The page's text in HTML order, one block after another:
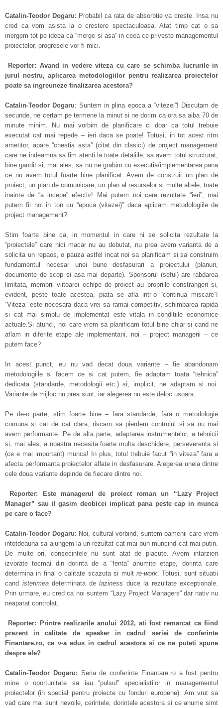
Catalin-Teodor Dogaru: Probabil ca rata de absorbtie va creste. Insa nu
cred ca vom asista la o crestere spectaculoasa. Atat timp cat o sa
mergem tot pe ideea ca “merge si asa” in ceea ce priveste managementul
proiectelor, progresele vor fi mici.
Reporter: Avand in vedere viteza cu care se schimba lucrurile in
jurul nostru, aplicarea metodologiilor pentru realizarea proiectelor
poate sa ingreuneze finalizarea acestora?
Catalin-Teodor Dogaru: Suntem in plina epoca a “vitezei”! Discutam de
secunde, ne certam pe termene la minut si ne dorim ca ora sa aiba 70 de
minute minim. Nu mai vorbim de planificare ci doar ca totul trebuie
executat cat mai repede – ieri daca se poate! Totusi, in tot acest ritm
ametitor, apare “chestia asta” (citat din clasici) de project management
care ne indeamna sa fim atenti la toate detaliile, sa avem totul structurat,
bine gandit si, mai ales, sa nu ne grabim cu executia/implementarea pana
ce nu avem totul foarte bine planificat. Avem de construit un plan de
proiect, un plan de comunicare, un plan al resurselor si multe altele, toate
inainte de “a incepe” efectiv! Mai putem noi cere rezultate “ieri”, mai
putem fii noi in ton cu “epoca (vitezei)” daca aplicam metodologiile de
project management?
Stim foarte bine ca, in momentul in care ni se solicita rezultate la
“proiectele” care nici macar nu au debutat, nu prea avem varianta de a
solicita un repaos, o pauza astfel incat noi sa planificam si sa construim
fundamentul necesar unei bune desfasurari a proiectului (planuri,
documente de scop si asa mai departe). Sponsorul (seful) are rabdarea
limitata, membrii viitoarei echipe de proiect au propriile constrangeri si,
evident, peste toate acestea, piata se afla intr-o “continua miscare”!
“Viteza” este necesara daca vrei sa ramai competitiv, schimbarea rapida
si cat mai simplu de implementat este vitala in conditiile economice
actuale.Si atunci, noi care vrem sa planificam totul bine chiar si cand ne
aflam in diferite etape ale implementarii, noi – project managerii – ce
putem face?
In acest punct, eu nu vad decat doua variante – fie abandonam
metodologiile si facem ce si cat putem, fie adaptam toata “tehnica”
dedicata (standarde, metodologii etc.) si, implicit, ne adaptam si noi.
Variante de mijloc nu prea sunt, iar alegerea nu este deloc usoara.
Pe de-o parte, stim foarte bine – fara standarde, fara o metodologie
comuna si cat de cat clara, riscam sa pierdem controlul si sa nu mai
avem performante. Pe de alta parte, adaptarea instrumentelor, a tehnicii
si, mai ales, a noastra necesita foarte multa deschidere, perseverenta si
(ce e mai important) munca! In plus, totul trebuie facut “in viteza” fara a
afecta performanta proiectelor aflate in desfasurare. Alegerea uneia dintre
cele doua variante depinde de fiecare dintre noi.
Reporter: Este managerul de proiect roman un “Lazy Project
Manager” sau il gasim deobicei implicat pana peste cap in munca
pe care o face?
Catalin-Teodor Dogaru: Noi, cultural vorbind, suntem oamenii care vrem
intotdeauna sa ajungem la un rezultat cat mai bun muncind cat mai putin.
De multe ori, consecintele nu sunt atat de placute. Avem intarzieri
izvorate tocmai din dorinta de a “fenta” anumite etape, dorinta care
determina in final o calitate scazuta si mult re-work. Totusi, sunt situatii
cand istetimeadeterminata de laziness duce la rezultate exceptionale.
Prin urmare, eu cred ca noi suntem “Lazy Project Managers” dar nativ nu
neaparat controlat.
Reporter: Printre realizarile anului 2012, ati fost remarcat ca fiind
prezent in calitate de speaker in cadrul seriei de conferinte
Finantare.ro, ce v-a adus in cadrul acestora si ce ne puteti spune
despre ele?
Catalin-Teodor Dogaru: Seria de conferinte Finantare.ro a fost pentru
mine o oportunitate sa iau “pulsul” specialistilor in managementul
proiectelor (in special pentru proiecte cu fonduri europene). Am vrut sa
vad care mai sunt nevoile, cerintele, dorintele acestora si ce anume simt